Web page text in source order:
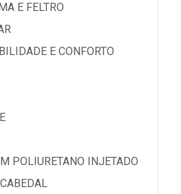
E FELTRO
E CONFORTO
POLIURETANO INJETADO